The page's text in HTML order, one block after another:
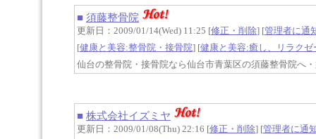
■ 須藤整骨院
更新日：2009/01/14(Wed) 11:25 [修正・削除] [管理者に通
[健康と美容:整骨院・接骨院] [健康と美容:癒し、リラクゼ
仙台の整骨院・接骨院なら仙台市青葉区の須藤整骨院へ
■ 株式会社イズミヤ
更新日：2009/01/08(Thu) 22:16 [修正・削除] [管理者に通